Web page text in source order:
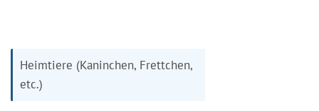
Heimtiere (Kaninchen, Frettchen,
etc.)